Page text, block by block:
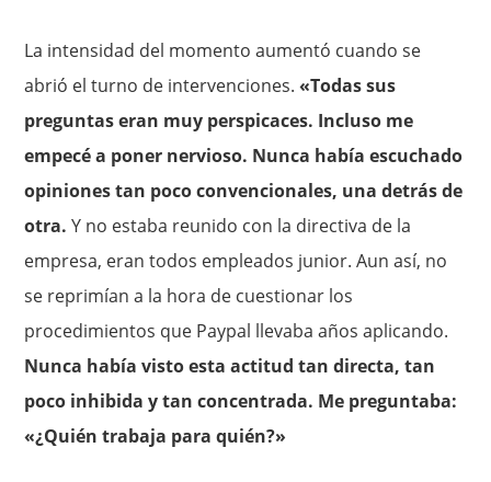
La intensidad del momento aumentó cuando se
abrió el turno de intervenciones. «Todas sus
preguntas eran muy perspicaces. Incluso me
empecé a poner nervioso. Nunca había escuchado
opiniones tan poco convencionales, una detrás de
otra.Y no estaba reunido con la directiva de la
empresa, eran todos empleados junior. Aun así, no
se reprimían a la hora de cuestionar los
procedimientos que Paypal llevaba años aplicando.
Nunca había visto esta actitud tan directa, tan
poco inhibida y tan concentrada. Me preguntaba:
«¿Quién trabaja para quién?»